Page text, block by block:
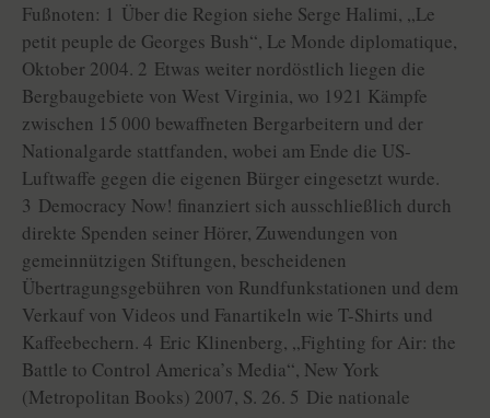
Fußnoten: 1 Über die Region siehe Serge Halimi, „Le
petit peuple de Georges Bush“, Le Monde diplomatique,
Oktober 2004. 2 Etwas weiter nordöstlich liegen die
Bergbaugebiete von West Virginia, wo 1921 Kämpfe
zwischen 15 000 bewaffneten Bergarbeitern und der
Nationalgarde stattfanden, wobei am Ende die US-
Luftwaffe gegen die eigenen Bürger eingesetzt wurde.
3 Democracy Now! finanziert sich ausschließlich durch
direkte Spenden seiner Hörer, Zuwendungen von
gemeinnützigen Stiftungen, bescheidenen
Übertragungsgebühren von Rundfunkstationen und dem
Verkauf von Videos und Fanartikeln wie T-Shirts und
Kaffeebechern. 4 Eric Klinenberg, „Fighting for Air: the
Battle to Control America’s Media“, New York
(Metropolitan Books) 2007, S. 26. 5 Die nationale